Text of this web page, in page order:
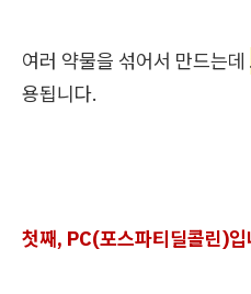
여러 약물을 섞어서 만드는데
용됩니다.
첫째, PC(포스파티딜콜린)입